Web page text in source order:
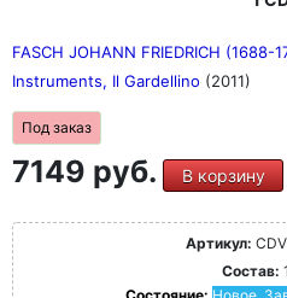
FASCH JOHANN FRIEDRICH
Instruments, Il Gardellino (2011)
Под заказ
7149 руб. В корзину
Артикул:
Состав: